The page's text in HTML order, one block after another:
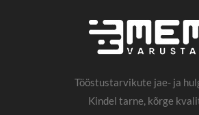
Tööstustarvikute jae- ja
Kindel tarne, kõrge